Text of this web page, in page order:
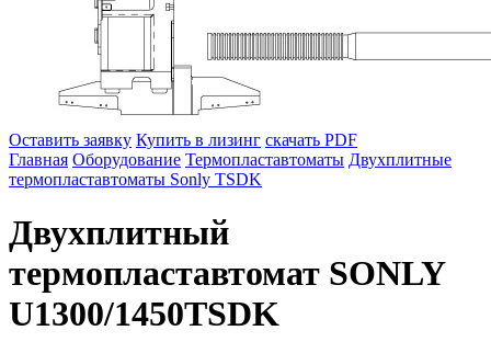
Оставить заявку Купить в лизинг скачать PDF
Главная Оборудование Термопластавтоматы Двухплитные
термопластавтоматы Sonly TSDK
Двухплитный
термопластавтомат SONLY
U1300/1450TSDK